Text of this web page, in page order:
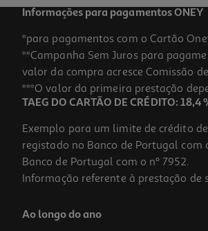
Informações para pagamentos ONEY
*para pagamentos com o Cartão
**Campanha Sem Juros para
valor da compra acresce Comissão
***O valor da primeira prestação
TAEG DO CARTÃO DE CRÉDITO: 18,4
Exemplo para um limite de crédito
registado no Banco de Portugal
Banco de Portugal com o nº 7952.
Informação referente à prestação de
Ao longo do ano